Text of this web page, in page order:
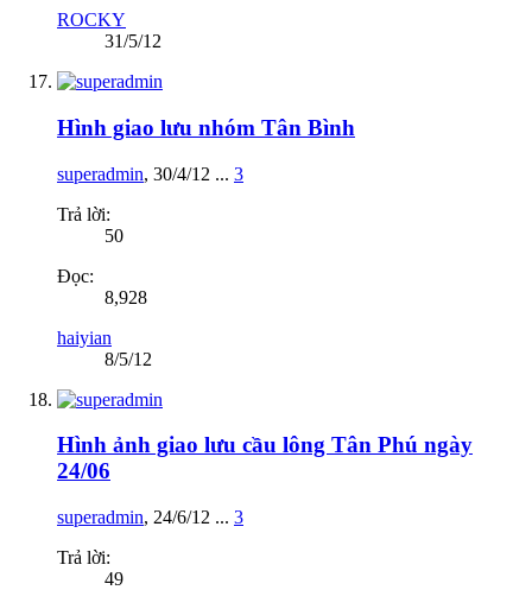
ROCKY
31/5/12
Hình giao lưu nhóm Tân Bình
superadmin, 30/4/12 ... 3
Trả lời:
50
Đọc:
8,928
haiyian
8/5/12
Hình ảnh giao lưu cầu lông Tân Phú ngày
24/06
superadmin, 24/6/12 ... 3
Trả lời:
49